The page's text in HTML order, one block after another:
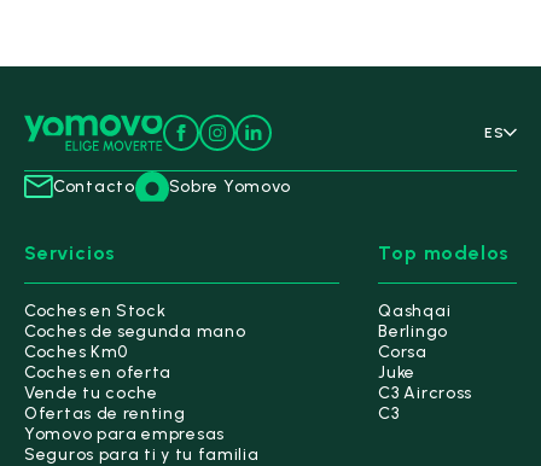
ES
Contacto Sobre Yomovo
Servicios
Coches en Stock
Coches de segunda mano
Coches Km0
Coches en oferta
Vende tu coche
Ofertas de renting
Yomovo para empresas
Seguros para ti y tu familia
Top modelos
Qashqai
Berlingo
Corsa
Juke
C3 Aircross
C3